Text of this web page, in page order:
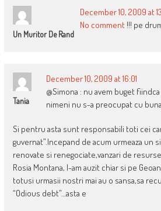
Un Muritor De Rand
December 10, 2009 at
No comment!!! pe
Tania
December 10, 2009 at 16:01
@Simona : nu avem buget
nimeni nu s-a preocupat cu
Si pentru asta sunt responsabili toti cei
guvernat”.Incepand de acum urmeaza un
renovate si renegociate,vanzari de
Rosia Montana, l-am auzit chiar si pe
totusi urmasii nostri mai au o sansa,sa
“Odious debt”…asta e